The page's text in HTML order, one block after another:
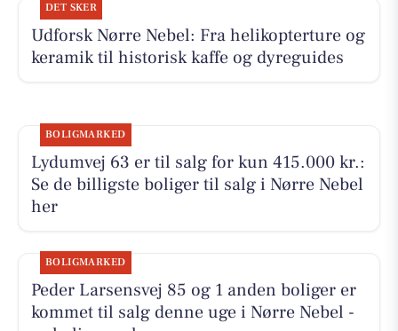
DET SKER
Udforsk Nørre Nebel: Fra helikopterture og
keramik til historisk kaffe og dyreguides
BOLIGMARKED
Lydumvej 63 er til salg for kun 415.000 kr.:
Se de billigste boliger til salg i Nørre Nebel
her
BOLIGMARKED
Peder Larsensvej 85 og 1 anden boliger er
kommet til salg denne uge i Nørre Nebel -